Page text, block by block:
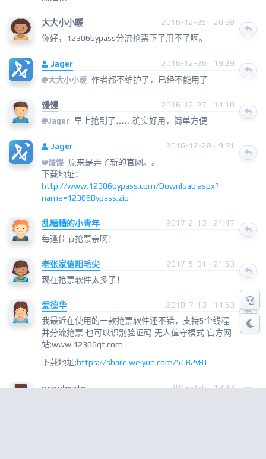
大大小小暖 2016-12-25 · 20:38
你好，12306bypass分流抢票下了用不了啊。
Jager
2016-12-26 · 19:29
@大大小小暖 作者都不维护了，已经不能用了
馒馒
2016-12-27 · 14:18
@Jager 早上抢到了……确实好用，简单方便
Jager
2016-12-28 · 9:31
@馒馒 原来是弄了新的官网。。
下载地址：
http://www.12306bypass.com/Download.aspx?
name=12306Bypass.zip
乱糟糟的小青年 2017-2-13 · 21:47
每逢佳节抢票亲啊！
老张家信阳毛尖 2017-5-31 · 21:53
现在抢票软件太多了！
爱德华 2018-7-13 · 14:53
我最近在使用的一款抢票软件还不错，支持5个线程
并分流抢票 也可以识别验证码 无人值守模式 官方网
站:www.12306gt.com
下载地址:https://share.weiyun.com/5CB2v8J
osoulmate 2019-1-6 · 13:43